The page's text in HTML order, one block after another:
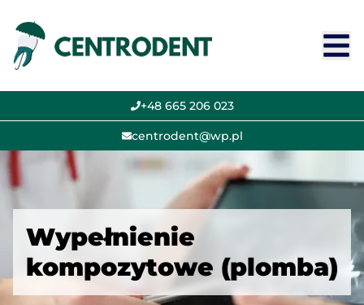
+48 665 206 023
centrodent@wp.pl
Wypełnienie
kompozytowe (plomba)